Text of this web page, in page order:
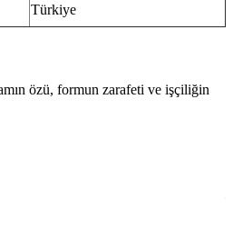
Türkiye
özü, formun zarafeti ve işçiliğin